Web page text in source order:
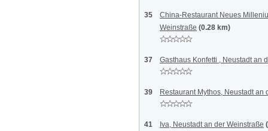
35
China-Restaurant Neues
Weinstraße (0.28 km)
37 Gasthaus Konfetti , Neustadt an
39 Restaurant Mythos, Neustadt an
41 Iva, Neustadt an der Weinstraße